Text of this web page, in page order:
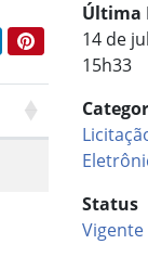
Pinterest
Última
14 de
15h33
Status
Vigente